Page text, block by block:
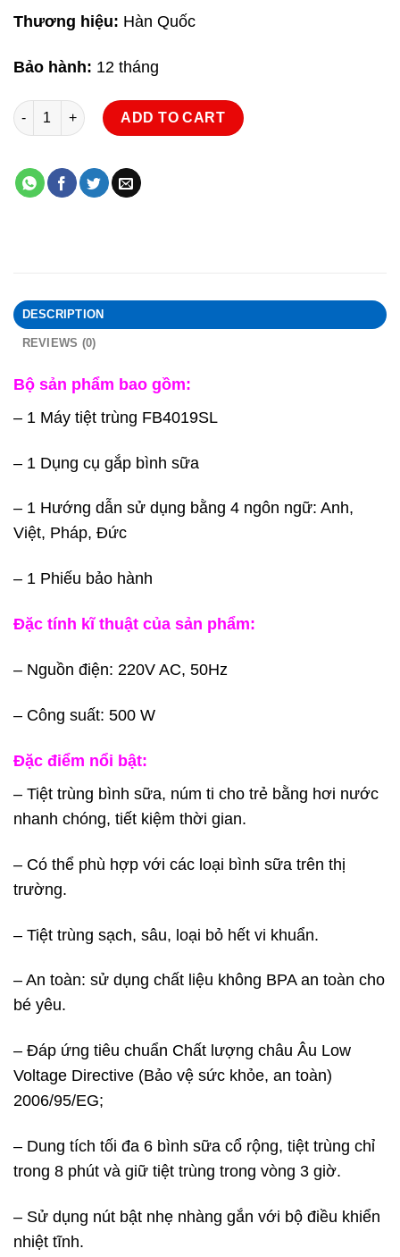
Thương hiệu: Hàn Quốc
Bảo hành: 12 tháng
Máy tiệt trùng 6 bình Fatzbaby FB4019SL quantity
ADD TO CART
DESCRIPTION
REVIEWS (0)
Bộ sản phẩm bao gồm:
– 1 Máy tiệt trùng FB4019SL
– 1 Dụng cụ gắp bình sữa
– 1 Hướng dẫn sử dụng bằng 4 ngôn ngữ: Anh,
Việt, Pháp, Đức
– 1 Phiếu bảo hành
Đặc tính kĩ thuật của sản phẩm:
– Nguồn điện: 220V AC, 50Hz
– Công suất: 500 W
Đặc điểm nổi bật:
– Tiệt trùng bình sữa, núm ti cho trẻ bằng hơi nước
nhanh chóng, tiết kiệm thời gian.
– Có thể phù hợp với các loại bình sữa trên thị
trường.
– Tiệt trùng sạch, sâu, loại bỏ hết vi khuẩn.
– An toàn: sử dụng chất liệu không BPA an toàn cho
bé yêu.
– Đáp ứng tiêu chuẩn Chất lượng châu Âu Low
Voltage Directive (Bảo vệ sức khỏe, an toàn)
2006/95/EG;
– Dung tích tối đa 6 bình sữa cổ rộng, tiệt trùng chỉ
trong 8 phút và giữ tiệt trùng trong vòng 3 giờ.
– Sử dụng nút bật nhẹ nhàng gắn với bộ điều khiển
nhiệt tĩnh.